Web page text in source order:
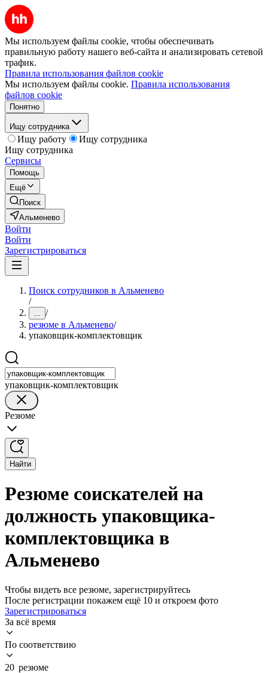
Мы используем файлы cookie, чтобы обеспечивать
правильную работу нашего веб-сайта и анализировать сетевой
трафик.
Правила использования файлов cookie
Мы используем файлы cookie. Правила использования
файлов cookie
Понятно
Ищу сотрудника
Ищу работу
Ищу сотрудника
Ищу сотрудника
Сервисы
Помощь
Ещё
Поиск
Альменево
Войти
Войти
Зарегистрироваться
Поиск сотрудников в Альменево
/
... /
резюме в Альменево/
упаковщик-комплектовщик
упаковщик-комплектовщик
Резюме
Найти
Резюме соискателей на
должность упаковщика-
комплектовщика в
Альменево
Чтобы видеть все резюме, зарегистрируйтесь
После регистрации покажем ещё 10 и откроем фото
Зарегистрироваться
За всё время
По соответствию
20 резюме